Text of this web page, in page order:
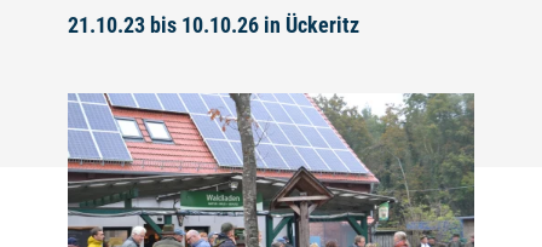
21.10.23 bis 10.10.26 in Ückeritz